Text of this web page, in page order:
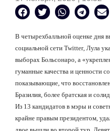
В четырехбалльной оценке дня
социальной сети Twitter, Лула
выборах Больсонаро, а
гуманные качества и ценности
показывающие, что
Бразилия, более братская и
Из 13 кандидатов в мэры и
крайне правым президентом,